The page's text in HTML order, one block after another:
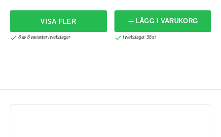
8 av 8 varianter i webblager
LÄGG I VARUKORG
I webblager: 38 st